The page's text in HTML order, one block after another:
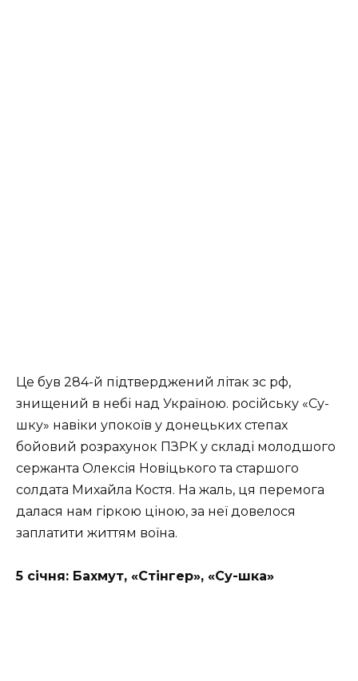
Це був 284-й підтверджений літак зс рф,
знищений в небі над Україною. російську «Су-
шку» навіки упокоїв у донецьких степах
бойовий розрахунок ПЗРК у складі молодшого
сержанта Олексія Новіцького та старшого
солдата Михайла Костя. На жаль, ця перемога
далася нам гіркою ціною, за неї довелося
заплатити життям воїна.
5 січня: Бахмут, «Стінгер», «Су-шка»